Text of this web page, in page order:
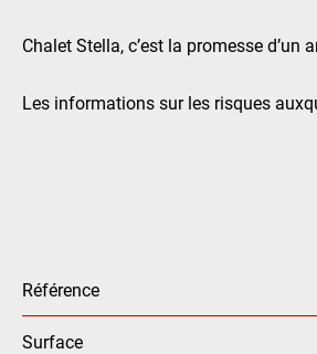
Chalet Stella, c’est la promesse d’un
Les informations sur les risques
Référence
Surface